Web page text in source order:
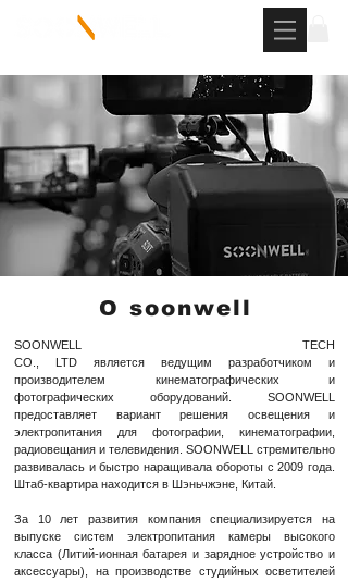
О soonwell
SOONWELL TECH
CO., LTD является ведущим разработчиком и
производителем кинематографических и
фотографических оборудований. SOONWELL
предоставляет вариант решения освещения и
электропитания для фотографии, кинематографии,
радиовещания и телевидения. SOONWELL стремительно
развивалась и быстро наращивала обороты с 2009 года.
Штаб-квартира находится в Шэньчжэне, Китай.
За 10 лет развития компания специализируется на
выпуске систем электропитания камеры высокого
класса (Литий-ионная батарея и зарядное устройство и
аксессуары), на производстве студийных осветителей